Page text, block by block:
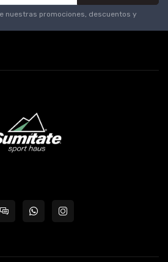
nuestras promociones, descuentos y